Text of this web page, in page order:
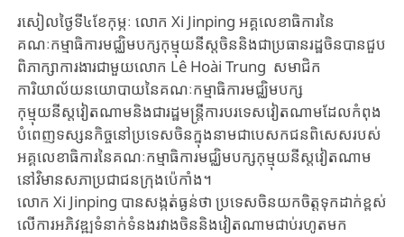
រសៀល​ថ្ងៃ​ទី​៤​ខែ​កុម្ភៈ លោក​ Xi Jinping អគ្គលេខាធិការ​នៃ​
គណៈកម្មាធិការ​មជ្ឈិម​បក្សកុម្មុយនីស្ត​ចិននិង​ជា​ប្រធាន​រដ្ឋ​ចិន​បាន​ជួប​
ពិភាក្សា​ការងារ​ជាមួយ​លោក​ Lê Hoài Trung ​សមាជិក​
ការិយាល័យ​នយោបាយ​នៃ​គណៈកម្មាធិការ​មជ្ឈិម​បក្ស
កុម្មុយនីស្តវៀតណាម​និង​ជា​រដ្ឋមន្រ្តី​ការបរទេស​វៀ​តណាមដែលកំពុង​
បំពេញ​ទស្សនកិច្ច​នៅ​ប្រទេស​ចិន​​ក្នុង​នាមជាបេសកជន​​ពិសេសរបស់​​
អគ្គ​លេខាធិការ​នៃ​គណៈកម្មាធិការ​មជ្ឈិម​បក្សកុម្មុយនីស្ត​វៀត​ណាម​
នៅ​វិមានសភាប្រជាជន​ក្រុង​ប៉េកាំង​។
លោក​ Xi Jinping បាន​សង្កត់​ធ្ងន់​ថា​ ប្រទេស​ចិន​យក​ចិត្ត​ទុកដាក់​ខ្ពស់​
លើ​ការ​អភិវឌ្ឍទំនាក់​ទំនង​រវាង​ចិននិង​វៀតណាម​ជាប់​រហូតមក​